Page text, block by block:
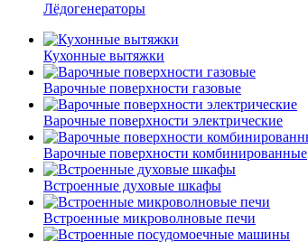
Лёдогенераторы
Кухонные вытяжки
Варочные поверхности газовые
Варочные поверхности электрические
Варочные поверхности комбинированные
Встроенные духовые шкафы
Встроенные микроволновые печи